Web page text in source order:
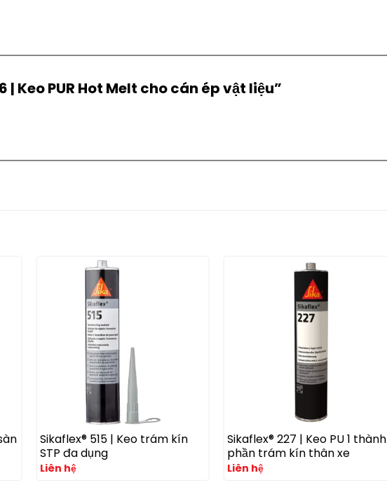
Keo PUR Hot Melt cho cán ép vật liệu”
Sikaflex® 515 | Keo trám kín
STP đa dụng
Liên hệ
Sikaflex® 227 | Keo PU 1 thành
phần trám kín thân xe
Liên hệ